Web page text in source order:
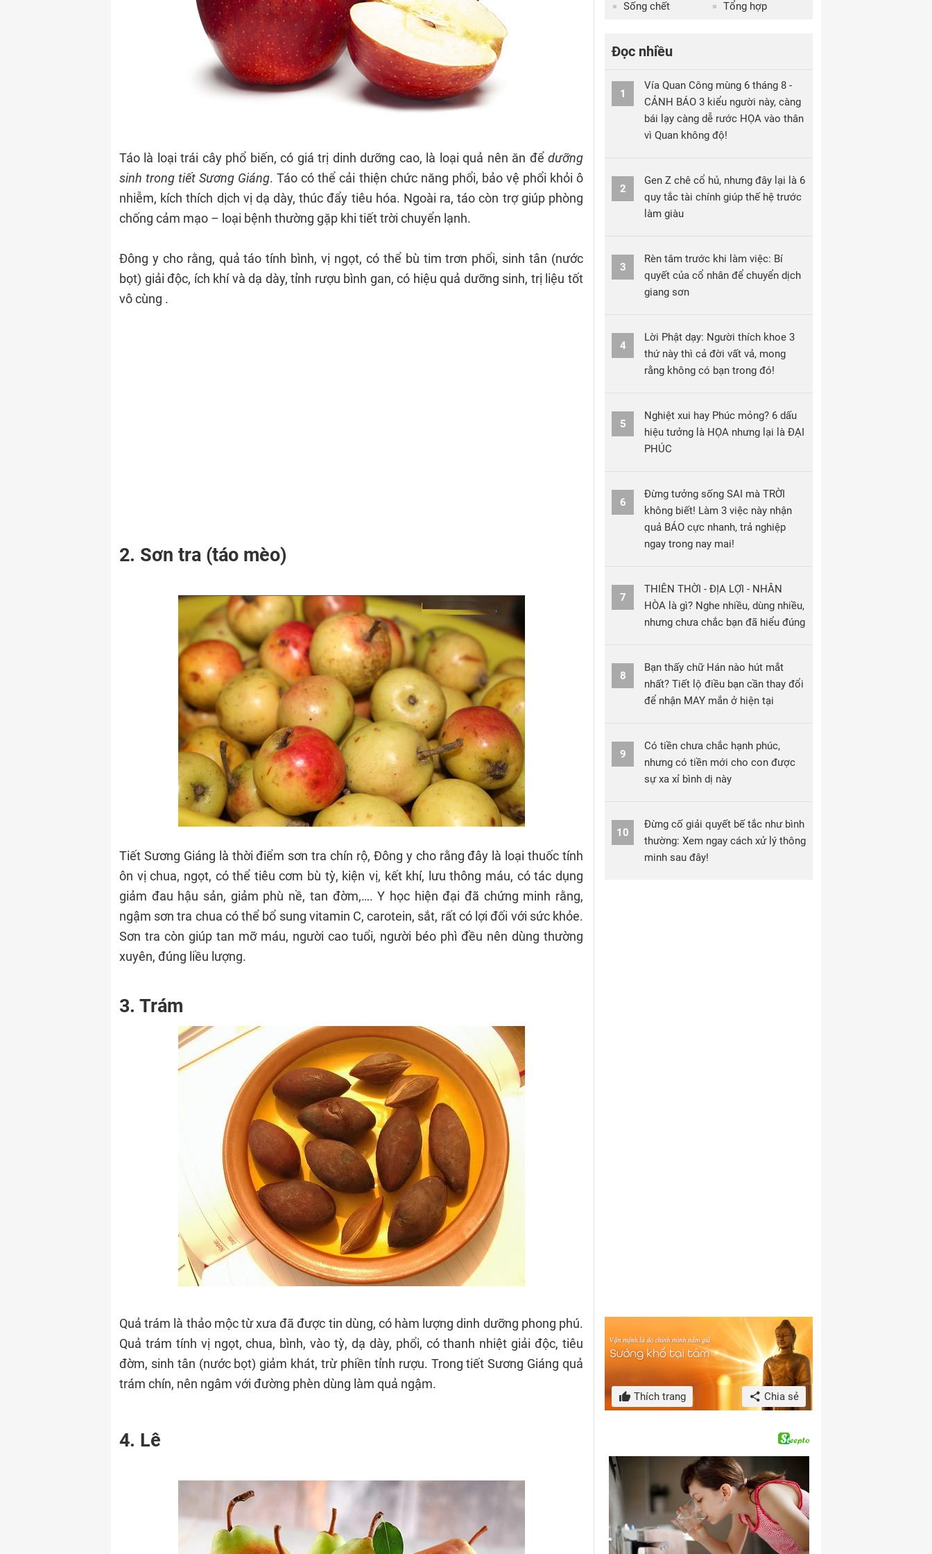
Táo là loại trái cây phổ biến, có giá trị dinh dưỡng cao, là loại quả nên ăn để dưỡng
sinh trong tiết Sương Giáng. Táo có thể cải thiện chức năng phổi, bảo vệ phổi khỏi ô
nhiễm, kích thích dịch vị dạ dày, thúc đẩy tiêu hóa. Ngoài ra, táo còn trợ giúp phòng
chống cảm mạo – loại bệnh thường gặp khi tiết trời chuyển lạnh.
Đông y cho rằng, quả táo tính bình, vị ngọt, có thể bù tim trơn phổi, sinh tân (nước
bọt) giải độc, ích khí và dạ dày, tỉnh rượu bình gan, có hiệu quả dưỡng sinh, trị liệu tốt
vô cùng .
2. Sơn tra (táo mèo)
Tiết Sương Giáng là thời điểm sơn tra chín rộ, Đông y cho rằng đây là loại thuốc tính
ôn vị chua, ngọt, có thể tiêu cơm bù tỳ, kiện vị, kết khí, lưu thông máu, có tác dụng
giảm đau hậu sản, giảm phù nề, tan đờm,…. Y học hiện đại đã chứng minh rằng,
ngậm sơn tra chua có thể bổ sung vitamin C, carotein, sắt, rất có lợi đối với sức khỏe.
Sơn tra còn giúp tan mỡ máu, người cao tuổi, người béo phì đều nên dùng thường
xuyên, đúng liều lượng.
3. Trám
Quả trám là thảo mộc từ xưa đã được tin dùng, có hàm lượng dinh dưỡng phong phú.
Quả trám tính vị ngọt, chua, bình, vào tỳ, dạ dày, phổi, có thanh nhiệt giải độc, tiêu
đờm, sinh tân (nước bọt) giảm khát, trừ phiền tỉnh rượu. Trong tiết Sương Giáng quả
trám chín, nên ngâm với đường phèn dùng làm quả ngậm.
4. Lê
Sống chết Tổng hợp
Đọc nhiều
1
Vía Quan Công mùng 6 tháng 8 -
CẢNH BÁO 3 kiểu người này, càng
bái lạy càng dễ rước HỌA vào thân
vì Quan không độ!
2
Gen Z chê cổ hủ, nhưng đây lại là 6
quy tắc tài chính giúp thế hệ trước
làm giàu
3
Rèn tâm trước khi làm việc: Bí
quyết của cổ nhân để chuyển dịch
giang sơn
4
Lời Phật dạy: Người thích khoe 3
thứ này thì cả đời vất vả, mong
rằng không có bạn trong đó!
5
Nghiệt xui hay Phúc mỏng? 6 dấu
hiệu tưởng là HỌA nhưng lại là ĐẠI
PHÚC
6
Đừng tưởng sống SAI mà TRỜI
không biết! Làm 3 việc này nhận
quả BÁO cực nhanh, trả nghiệp
ngay trong nay mai!
7
THIÊN THỜI - ĐỊA LỢI - NHÂN
HÒA là gì? Nghe nhiều, dùng nhiều,
nhưng chưa chắc bạn đã hiểu đúng
8
Bạn thấy chữ Hán nào hút mắt
nhất? Tiết lộ điều bạn cần thay đổi
để nhận MAY mắn ở hiện tại
9
Có tiền chưa chắc hạnh phúc,
nhưng có tiền mới cho con được
sự xa xỉ bình dị này
10
Đừng cố giải quyết bế tắc như bình
thường: Xem ngay cách xử lý thông
minh sau đây!
Thích trang Chia sẻ